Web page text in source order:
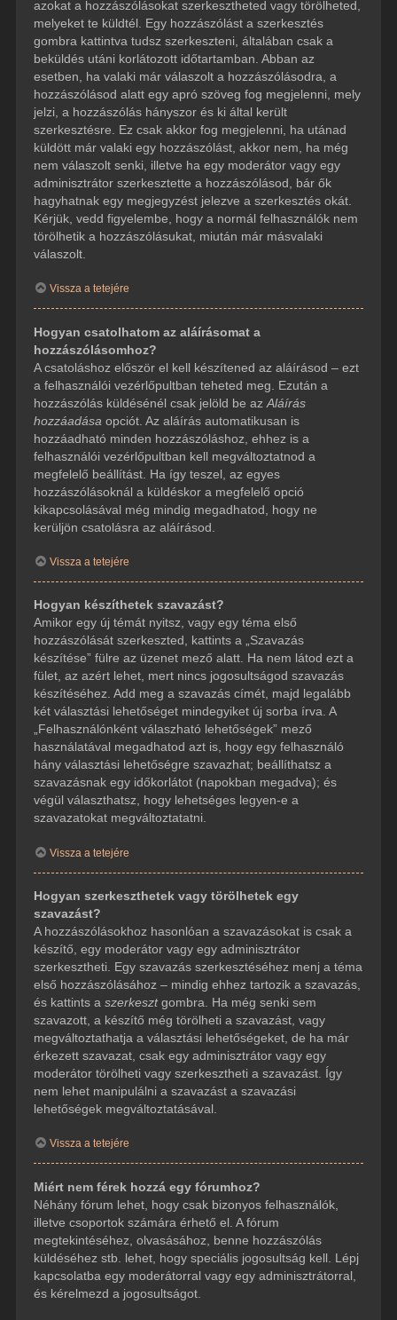
azokat a hozzászólásokat szerkesztheted vagy törölheted,
melyeket te küldtél. Egy hozzászólást a szerkesztés
gombra kattintva tudsz szerkeszteni, általában csak a
beküldés utáni korlátozott időtartamban. Abban az
esetben, ha valaki már válaszolt a hozzászólásodra, a
hozzászólásod alatt egy apró szöveg fog megjelenni, mely
jelzi, a hozzászólás hányszor és ki által került
szerkesztésre. Ez csak akkor fog megjelenni, ha utánad
küldött már valaki egy hozzászólást, akkor nem, ha még
nem válaszolt senki, illetve ha egy moderátor vagy egy
adminisztrátor szerkesztette a hozzászólásod, bár ők
hagyhatnak egy megjegyzést jelezve a szerkesztés okát.
Kérjük, vedd figyelembe, hogy a normál felhasználók nem
törölhetik a hozzászólásukat, miután már másvalaki
válaszolt.
Vissza a tetejére
Hogyan csatolhatom az aláírásomat a
hozzászólásomhoz?
A csatoláshoz először el kell készítened az aláírásod – ezt
a felhasználói vezérlőpultban teheted meg. Ezután a
hozzászólás küldésénél csak jelöld be az Aláírás
hozzáadása opciót. Az aláírás automatikusan is
hozzáadható minden hozzászóláshoz, ehhez is a
felhasználói vezérlőpultban kell megváltoztatnod a
megfelelő beállítást. Ha így teszel, az egyes
hozzászólásoknál a küldéskor a megfelelő opció
kikapcsolásával még mindig megadhatod, hogy ne
kerüljön csatolásra az aláírásod.
Vissza a tetejére
Hogyan készíthetek szavazást?
Amikor egy új témát nyitsz, vagy egy téma első
hozzászólását szerkeszted, kattints a „Szavazás
készítése” fülre az üzenet mező alatt. Ha nem látod ezt a
fület, az azért lehet, mert nincs jogosultságod szavazás
készítéséhez. Add meg a szavazás címét, majd legalább
két választási lehetőséget mindegyiket új sorba írva. A
„Felhasználónként válaszható lehetőségek” mező
használatával megadhatod azt is, hogy egy felhasználó
hány választási lehetőségre szavazhat; beállíthatsz a
szavazásnak egy időkorlátot (napokban megadva); és
végül választhatsz, hogy lehetséges legyen-e a
szavazatokat megváltoztatatni.
Vissza a tetejére
Hogyan szerkeszthetek vagy törölhetek egy
szavazást?
A hozzászólásokhoz hasonlóan a szavazásokat is csak a
készítő, egy moderátor vagy egy adminisztrátor
szerkesztheti. Egy szavazás szerkesztéséhez menj a téma
első hozzászólásához – mindig ehhez tartozik a szavazás,
és kattints a szerkesztgombra. Ha még senki sem
szavazott, a készítő még törölheti a szavazást, vagy
megváltoztathatja a választási lehetőségeket, de ha már
érkezett szavazat, csak egy adminisztrátor vagy egy
moderátor törölheti vagy szerkesztheti a szavazást. Így
nem lehet manipulálni a szavazást a szavazási
lehetőségek megváltoztatásával.
Vissza a tetejére
Miért nem férek hozzá egy fórumhoz?
Néhány fórum lehet, hogy csak bizonyos felhasználók,
illetve csoportok számára érhető el. A fórum
megtekintéséhez, olvasásához, benne hozzászólás
küldéséhez stb. lehet, hogy speciális jogosultság kell. Lépj
kapcsolatba egy moderátorral vagy egy adminisztrátorral,
és kérelmezd a jogosultságot.